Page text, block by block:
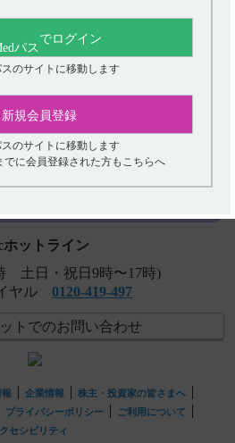
、規格の種類、製剤の大きさ、添
さい。
能又は効果について教えてくださ
てください)
でログイン
のサイトに移動します
新規会員登録
のサイトに移動します
に会員登録された方もこちらへ
ホットライン
土日・祝日9時〜17時)
ヤル 0120-419-497
トでのお問い合わせ
企業情報
株主・投資家の皆さまへ
プライバシーポリシー
ご利用について
セシビリティ